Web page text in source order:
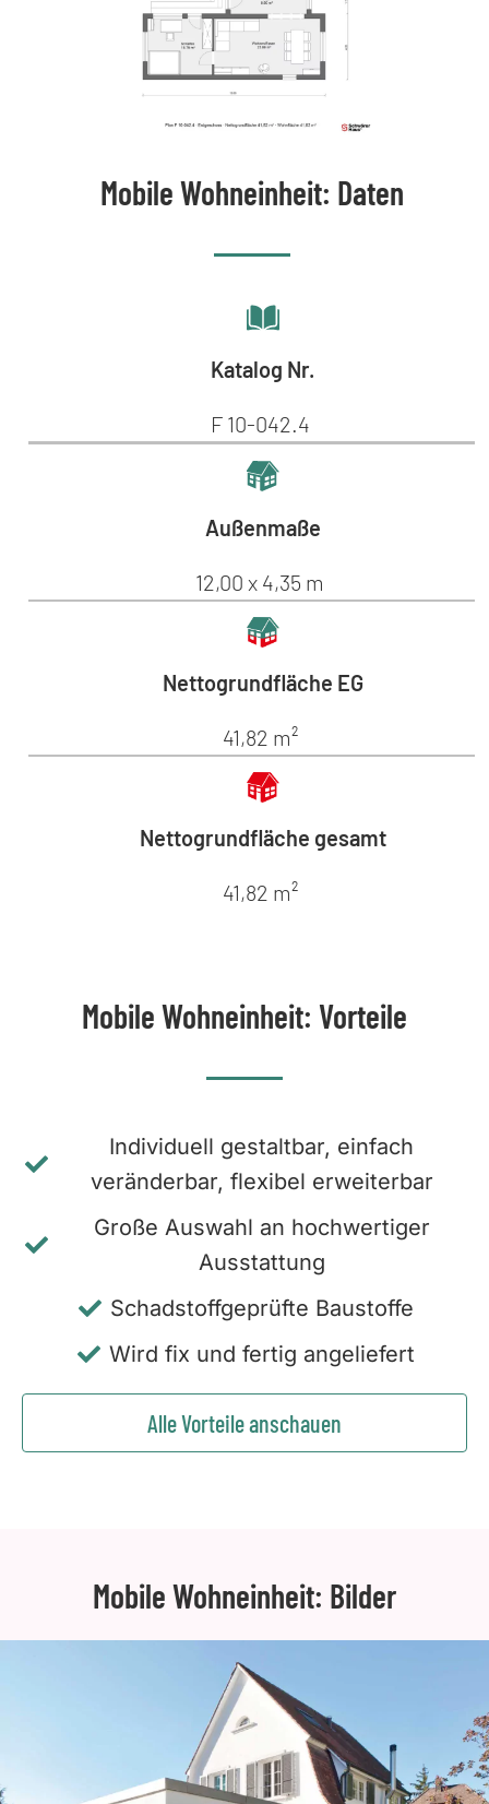
Mobile Wohneinheit: Daten
Katalog Nr.
F 10-042.4
Außenmaße
12,00 x 4,35 m
Nettogrundfläche EG
41,82 m²
Nettogrundfläche gesamt
41,82 m²
Mobile Wohneinheit: Vorteile
Individuell gestaltbar, einfach
veränderbar, flexibel erweiterbar
Große Auswahl an hochwertiger
Ausstattung
Schadstoffgeprüfte Baustoffe
Wird fix und fertig angeliefert
Alle Vorteile anschauen
Mobile Wohneinheit: Bilder